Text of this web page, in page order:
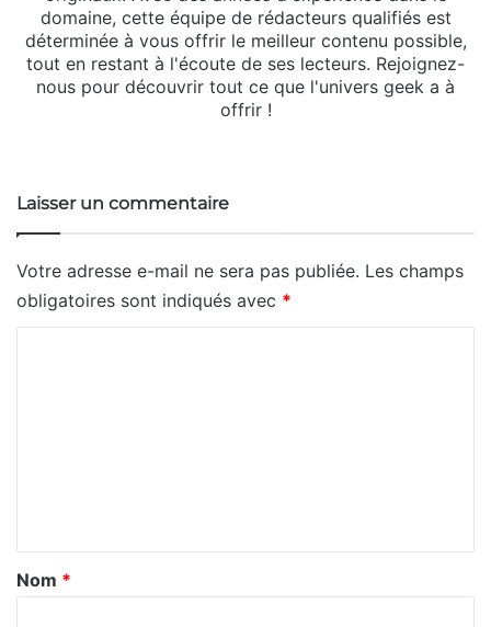
domaine, cette équipe de rédacteurs qualifiés est
déterminée à vous offrir le meilleur contenu possible,
tout en restant à l'écoute de ses lecteurs. Rejoignez-
nous pour découvrir tout ce que l'univers geek a à
offrir !
Laisser un commentaire
Votre adresse e-mail ne sera pas publiée. Les champs
obligatoires sont indiqués avec *
a
Nom *